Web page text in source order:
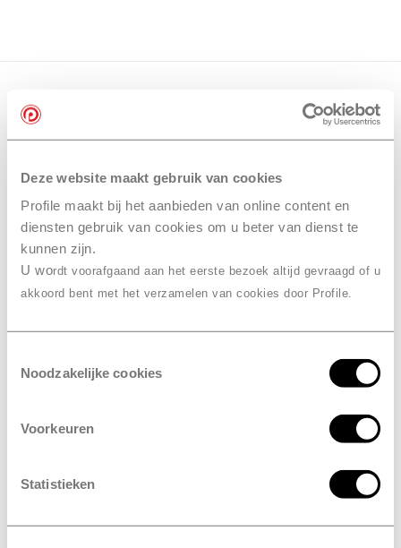
Deze website maakt gebruik van cookies
Profile maakt bij het aanbieden van online content en
diensten gebruik van cookies om u beter van dienst te
kunnen zijn.
U wordt voorafgaand aan het eerste bezoek altijd gevraagd of u
akkoord bent met het verzamelen van cookies door Profile.
Noodzakelijke cookies
Voorkeuren
Statistieken